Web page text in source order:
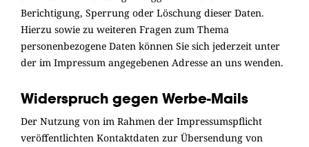
Berichtigung, Sperrung oder Löschung dieser Daten.
Hierzu sowie zu weiteren Fragen zum Thema
personenbezogene Daten können Sie sich jederzeit unter
der im Impressum angegebenen Adresse an uns wenden.
Widerspruch gegen Werbe-Mails
Der Nutzung von im Rahmen der Impressumspflicht
veröffentlichten Kontaktdaten zur Übersendung von